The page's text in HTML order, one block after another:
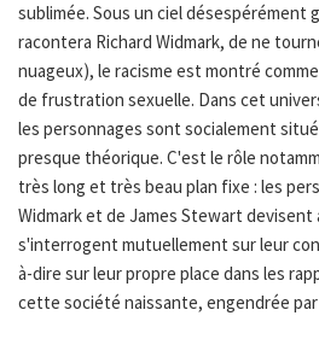
sublimée. Sous un ciel désespérément
racontera Richard Widmark, de ne
nuageux), le racisme est montré
de frustration sexuelle. Dans cet
les personnages sont socialement
presque théorique. C'est le rôle
très long et très beau plan fixe : les
Widmark et de James Stewart
s'interrogent mutuellement sur leur
à-dire sur leur propre place dans les
cette société naissante, engendrée